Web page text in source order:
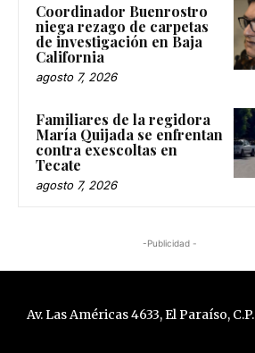
Coordinador Buenrostro
niega rezago de carpetas
de investigación en Baja
California
agosto 7, 2026
Familiares de la regidora
María Quijada se enfrentan
contra exescoltas en
Tecate
agosto 7, 2026
-Publicidad -
Av. Las Américas 4633, El Paraíso,